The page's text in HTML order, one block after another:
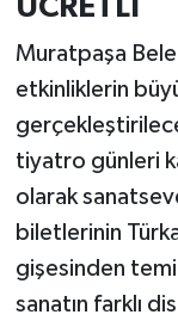
ÜCRETLİ
Muratpaşa
etkinliklerin
tiyatro günleri
olarak
biletlerinin
gişesinden
sanatın farklı